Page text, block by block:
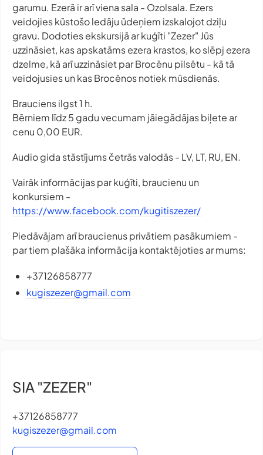
garumu. Ezerā ir arī viena sala - Ozolsala. Ezers
veidojies kūstošo ledāju ūdeņiem izskalojot dziļu
gravu. Dodoties ekskursijā ar kuģīti "Zezer" Jūs
uzzināsiet, kas apskatāms ezera krastos, ko slēpj ezera
dzelme, kā arī uzzināsiet par Brocēnu pilsētu - kā tā
veidojusies un kas Brocēnos notiek mūsdienās.
Brauciens ilgst 1 h.
Bērniem līdz 5 gadu vecumam jāiegādājas biļete ar
cenu 0,00 EUR.
Audio gida stāstījums četrās valodās - LV, LT, RU, EN.
Vairāk informācijas par kuģīti, braucienu un
konkursiem -
https://www.facebook.com/kugitiszezer/
Piedāvājam arī braucienus privātiem pasākumiem -
par tiem plašāka informācija kontaktējoties ar mums:
+37126858777
kugiszezer@gmail.com
SIA "ZEZER"
+37126858777
kugiszezer@gmail.com